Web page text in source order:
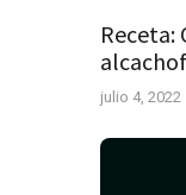
Receta:
julio 4, 2022